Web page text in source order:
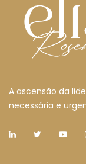
A ascensão da
necessária e